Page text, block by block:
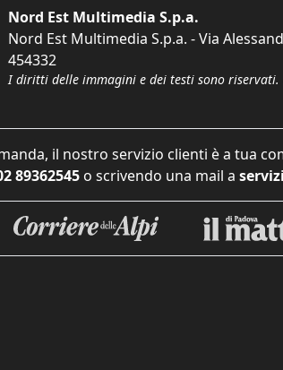
Nord Est Multimedia S.p.a.
Nord Est Multimedia S.p.a. - Via
454332
I diritti delle immagini e dei testi sono riservati.
il nostro servizio clienti è a tua
89362545 o scrivendo una mail a